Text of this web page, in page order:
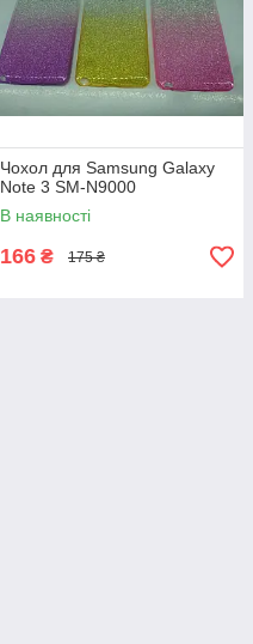
Чохол для Samsung Galaxy
Note 3 SM-N9000
В наявності
166 ₴ 175 ₴